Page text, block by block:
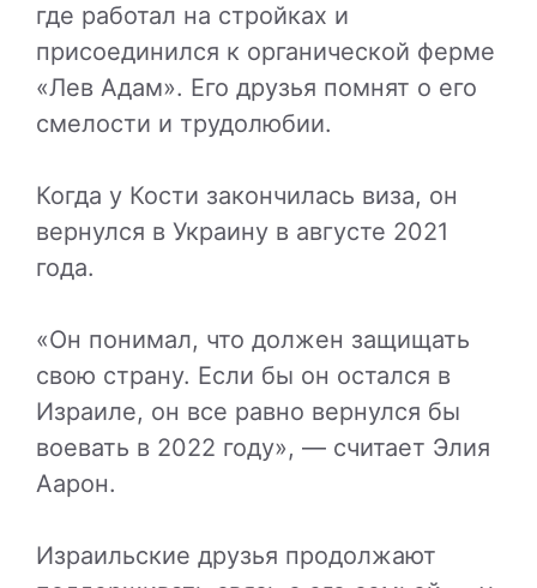
где работал на стройках и
присоединился к органической ферме
«Лев Адам». Его друзья помнят о его
смелости и трудолюбии.
Когда у Кости закончилась виза, он
вернулся в Украину в августе 2021
года.
«Он понимал, что должен защищать
свою страну. Если бы он остался в
Израиле, он все равно вернулся бы
воевать в 2022 году», — считает Элия
Аарон.
Израильские друзья продолжают